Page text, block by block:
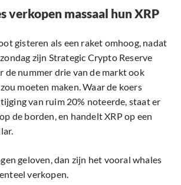
verkopen massaal hun XRP
gisteren als een raket omhoog, nadat
zijn Strategic Crypto Reserve
de nummer drie van de markt ook
moeten maken. Waar de koers
van ruim 20% noteerde, staat er
de borden, en handelt XRP op een
geloven, dan zijn het vooral whales
verkopen.